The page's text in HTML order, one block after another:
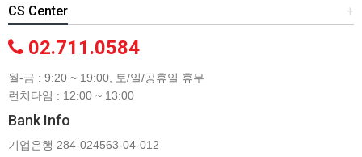
+
CS Center
02.711.0584
월-금 : 9:20 ~ 19:00, 토/일/공휴일 휴무
런치타임 : 12:00 ~ 13:00
Bank Info
기업은행 284-024563-04-012